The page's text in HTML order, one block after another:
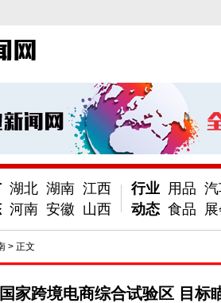
湖北 湖南 江西
河南 安徽 山西
行业
动态
用品
食品
> 正文
家跨境电商综合试验区 目标